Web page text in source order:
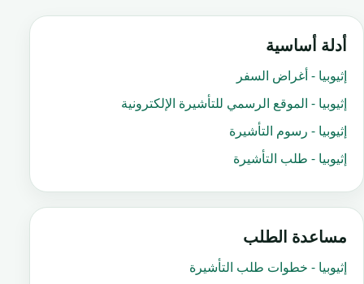
أدلة أساسية
إثيوبيا - أغراض السفر
إثيوبيا - الموقع الرسمي للتأشيرة الإلكترونية
إثيوبيا - رسوم التأشيرة
إثيوبيا - طلب التأشيرة
مساعدة الطلب
إثيوبيا - خطوات طلب التأشيرة